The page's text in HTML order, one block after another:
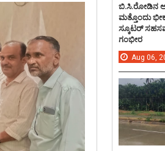
ಬಿ.ಸಿ.ರೋಡಿನ
ಮತ್ತೊಂದು
ಸ್ಕೂಟರ್
ಗಂಭೀರ
Aug 06,